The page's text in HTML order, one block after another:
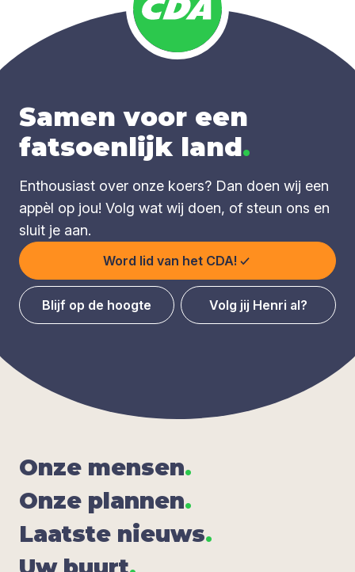
Samen voor een
fatsoenlijk land.
Enthousiast over onze koers? Dan doen wij een
appèl op jou! Volg wat wij doen, of steun ons en
sluit je aan.
Word lid van het CDA!
Blijf op de hoogte Volg jij Henri al?
Onze men­sen.
Onze plan­nen.
Laat­ste nieuws.